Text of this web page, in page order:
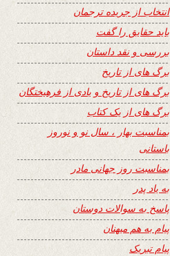
انتخاب از جریده ترجمان
باید حقایق را گفت
بررسی و نقد داستان
برگ های از تاریخ
برگ های از تاریخ و یادی از فرهیختگان
برگ های از یک کتاب
بمناسبت بهار ، سال نو و نوروز
باستانی
بمناسبت روز جهانی مادر
به یاد پدر
پاسخ به سوالات دوستان
پیام به هم میهنان
پیام تبریک